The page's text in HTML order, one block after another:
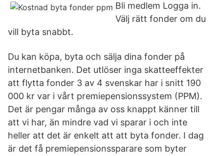
Bli medlem Logga in.
Välj rätt fonder om du
vill byta snabbt.
Du kan köpa, byta och sälja dina fonder på
internetbanken. Det utlöser inga skatteeffekter
att flytta fonder 3 av 4 svenskar har i snitt 190
000 kr var i vårt premiepensionssystem (PPM).
Det är pengar många av oss knappt känner till
att vi har, än mindre vad vi sparar i och inte
heller att det är enkelt att att byta fonder. I dag
är det få premiepensionssparare som byter